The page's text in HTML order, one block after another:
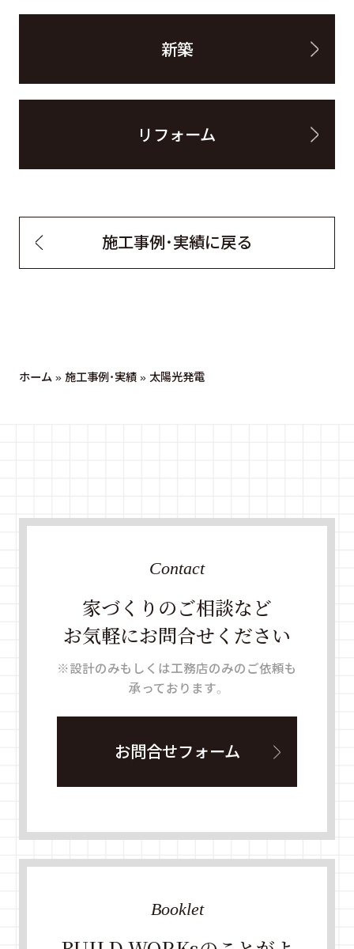
新築
リフォーム
施工事例・実績に戻る
ホーム » 施工事例・実績» 太陽光発電
家づくりのご相談など
お気軽にお問合せください
Contact
※設計のみもしくは工務店のみのご依頼も
承っております。
お問合せフォーム
Booklet